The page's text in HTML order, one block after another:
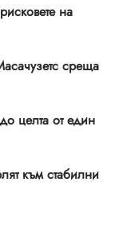
на
среща
целта от един
към стабилни